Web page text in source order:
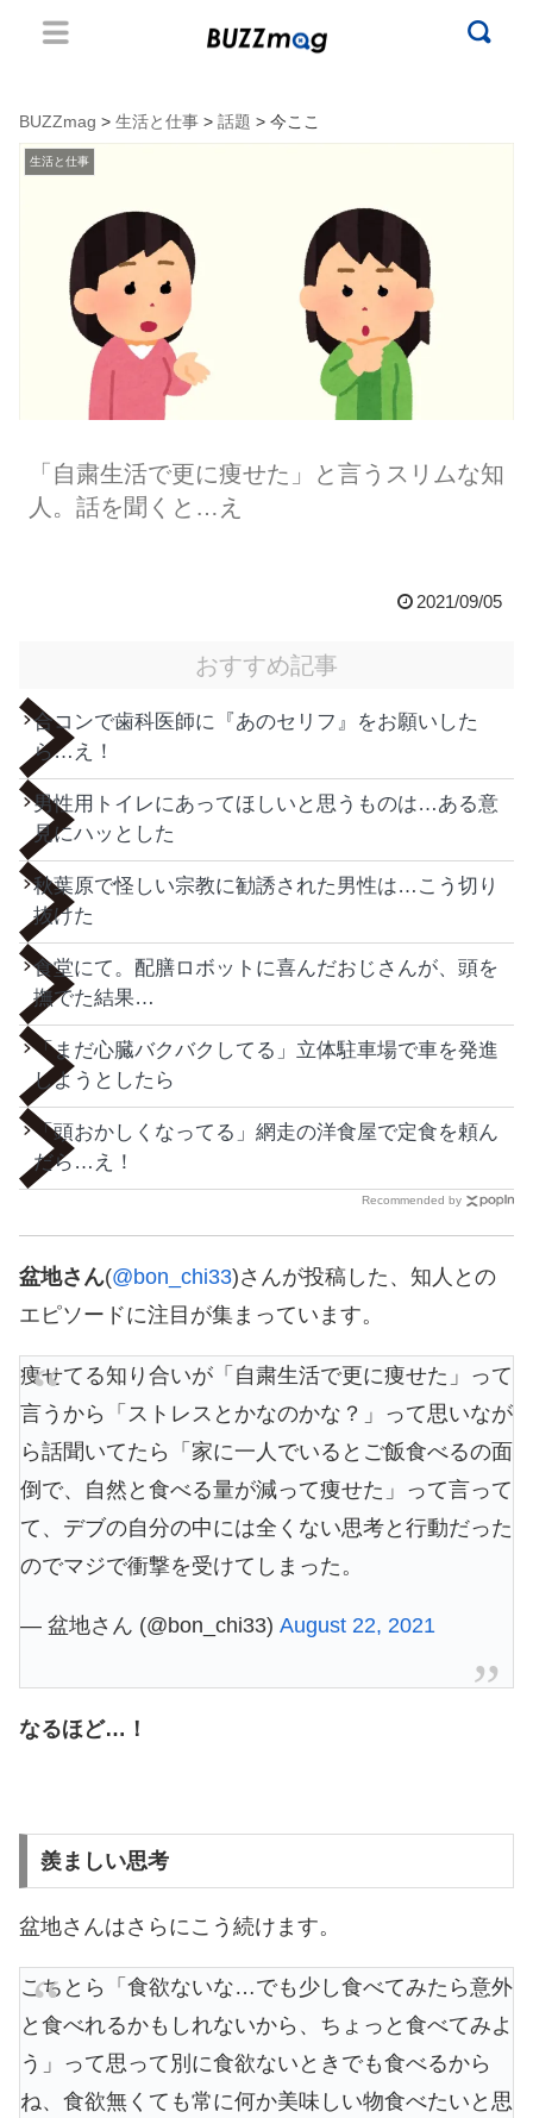
BUZZmag > 生活と仕事 > 話題 > 今ここ
生活と仕事
「自粛生活で更に痩せた」と言うスリムな知
人。話を聞くと…え
2021/09/05
おすすめ記事
合コンで歯科医師に『あのセリフ』をお願いした
ら…え！
男性用トイレにあってほしいと思うものは…ある意
見にハッとした
秋葉原で怪しい宗教に勧誘された男性は…こう切り
抜けた
食堂にて。配膳ロボットに喜んだおじさんが、頭を
撫でた結果…
「まだ心臓バクバクしてる」立体駐車場で車を発進
しようとしたら
「頭おかしくなってる」網走の洋食屋で定食を頼ん
だら…え！
Recommended by
盆地さん(@bon_chi33)さんが投稿した、知人との
エピソードに注目が集まっています。
痩せてる知り合いが「自粛生活で更に痩せた」って
言うから「ストレスとかなのかな？」って思いなが
ら話聞いてたら「家に一人でいるとご飯食べるの面
倒で、自然と食べる量が減って痩せた」って言って
て、デブの自分の中には全くない思考と行動だった
のでマジで衝撃を受けてしまった。
— 盆地さん (@bon_chi33) August 22, 2021
なるほど…！
羨ましい思考
盆地さんはさらにこう続けます。
こちとら「食欲ないな…でも少し食べてみたら意外
と食べれるかもしれないから、ちょっと食べてみよ
う」って思って別に食欲ないときでも食べるから
ね、食欲無くても常に何か美味しい物食べたいと思